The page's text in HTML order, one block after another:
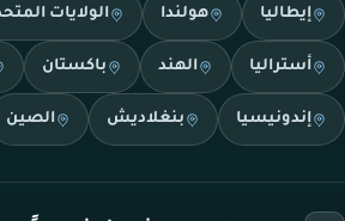
إيطاليا هولندا الولايات
أستراليا الهند باكستان
إندونيسيا بنغلاديش الصين